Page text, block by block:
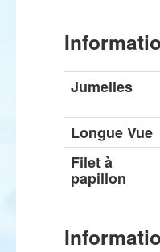
Jumelles
Longue Vue
Filet à
papillon